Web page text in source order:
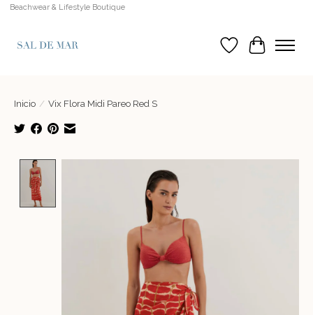
Beachwear & Lifestyle Boutique
Lista de deseos
Cesta
Inicio / Vix Flora Midi Pareo Red S